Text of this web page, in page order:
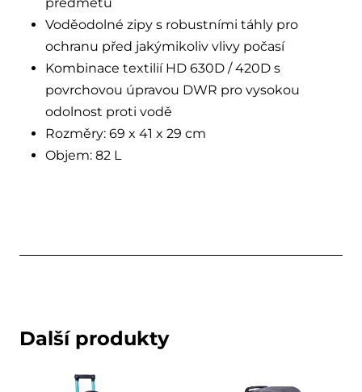
Voděodolné zipy s robustními táhly pro
ochranu před jakýmikoliv vlivy počasí
Kombinace textilií HD 630D / 420D s
povrchovou úpravou DWR pro vysokou
odolnost proti vodě
Rozměry: 69 x 41 x 29 cm
Objem: 82 L
Další produkty